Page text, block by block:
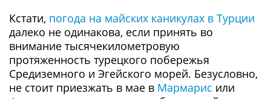
Кстати, погода на майских каникулах в Турции
далеко не одинакова, если принять во
внимание тысячекилометровую
протяженность турецкого побережья
Средиземного и Эгейского морей. Безусловно,
не стоит приезжать в мае в Мармарис или